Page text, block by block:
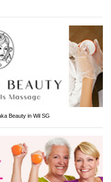
Beauty in Wil SG